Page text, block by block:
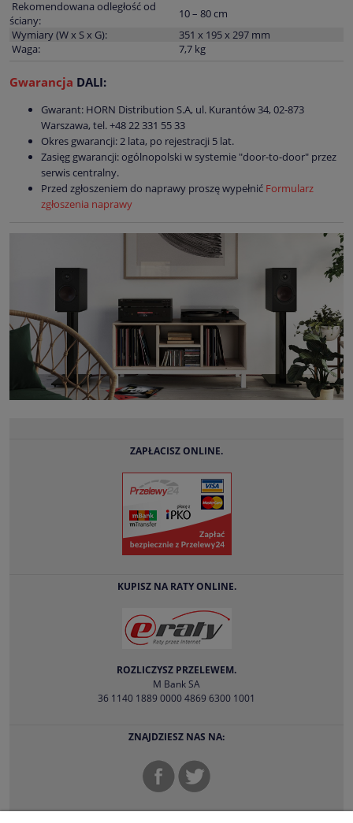
Rekomendowana odległość od
ściany:
10 – 80 cm
Wymiary (W x S x G):
351 x 195 x 297 mm
Waga:
7,7 kg
Gwarancja DALI:
Gwarant: HORN Distribution S.A, ul. Kurantów 34, 02-873
Warszawa, tel. +48 22 331 55 33
Okres gwarancji: 2 lata, po rejestracji 5 lat.
Zasięg gwarancji: ogólnopolski w systemie "door-to-door" przez
serwis centralny.
Przed zgłoszeniem do naprawy proszę wypełnić Formularz
zgłoszenia naprawy
ZAPŁACISZ ONLINE.
KUPISZ NA RATY ONLINE.
ROZLICZYSZ PRZELEWEM.
M Bank SA
36 1140 1889 0000 4869 6300 1001
ZNAJDZIESZ NAS NA: